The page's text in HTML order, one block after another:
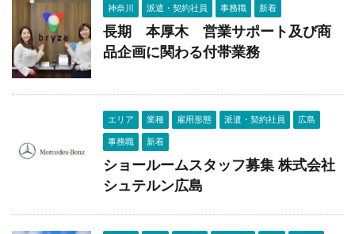
神奈川 派遣・契約社員 事務職 新着
長期 本厚木 営業サポート及び商
品企画に関わる付帯業務
エリア 業種 雇用形態 派遣・契約社員 広島
事務職 新着
ショールームスタッフ募集 株式会社
シュテルン広島